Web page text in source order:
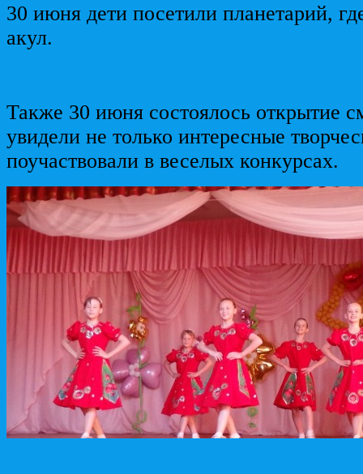
30 июня дети посетили планетарий,
акул.
Также 30 июня состоялось открытие
увидели не только интересные
поучаствовали в веселых конкурсах.